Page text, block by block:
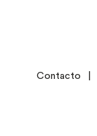
LEGALContacto